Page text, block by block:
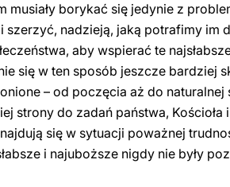
borykać się jedynie z
nadzieją, jaką potrafimy im
aby wspierać te
się w ten sposób jeszcze bardziej
– od poczęcia aż do
strony do zadań państwa,
się w sytuacji poważnej
i najuboższe nigdy nie były